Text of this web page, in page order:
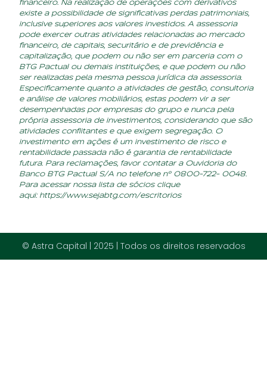
financeiro. Na realização de operações com derivativos
existe a possibilidade de significativas perdas patrimoniais,
inclusive superiores aos valores investidos. A assessoria
pode exercer outras atividades relacionadas ao mercado
financeiro, de capitais, securitário e de previdência e
capitalização, que podem ou não ser em parceria com o
BTG Pactual ou demais instituições, e que podem ou não
ser realizadas pela mesma pessoa jurídica da assessoria.
Especificamente quanto a atividades de gestão, consultoria
e análise de valores mobiliários, estas podem vir a ser
desempenhadas por empresas do grupo e nunca pela
própria assessoria de investimentos, considerando que são
atividades conflitantes e que exigem segregação. O
investimento em ações é um investimento de risco e
rentabilidade passada não é garantia de rentabilidade
futura. Para reclamações, favor contatar a Ouvidoria do
Banco BTG Pactual S/A no telefone nº 0800-722- 0048.
Para acessar nossa lista de sócios clique
aqui:https://www.sejabtg.com/escritorios
© Astra Capital | 2025 | Todos os direitos reservados